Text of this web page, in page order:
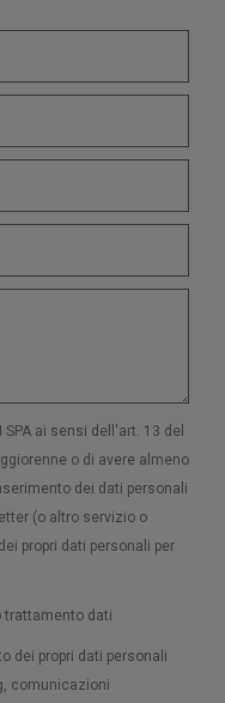
ai sensi dell'art. 13 del
o di avere almeno
dei dati personali
(o altro servizio o
propri dati personali per
trattamento dati
dei propri dati personali
comunicazioni